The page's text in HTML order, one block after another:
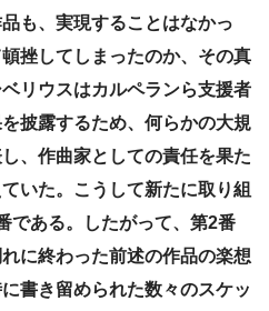
も、実現することはなかっ
挫してしまったのか、その真
リウスはカルペランら支援者
披露するため、何らかの大規
、作曲家としての責任を果た
いた。こうして新たに取り組
である。したがって、第2番
に終わった前述の作品の楽想
書き留められた数々のスケッ